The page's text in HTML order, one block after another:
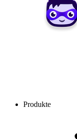
Produkte